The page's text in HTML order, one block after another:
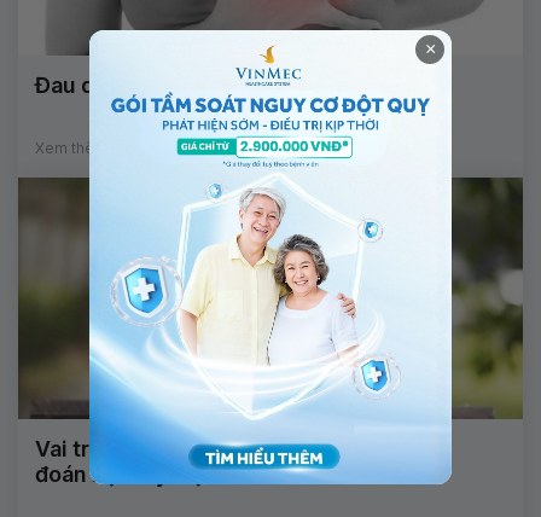
Đau quặn trong tim dấu hiệu bệnh gì?
Xem thêm
Vai trò của MSCT mạch vành trong chẩn
đoán bệnh lý mạch vành
×